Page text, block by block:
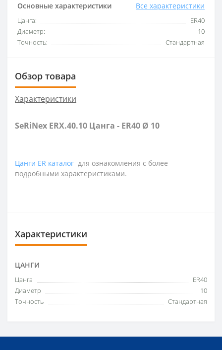
Основные характеристики Все характеристики
Цанга:
ER40
Диаметр:
10
Точность:
Стандартная
Обзор товара
Характеристики
SeRiNex ERX.40.10 Цанга - ER40 Ø 10
Цанги ER каталог для ознакомления с более
подробными характеристиками.
Характеристики
ЦАНГИ
Цанга
ER40
Диаметр
10
Точность
Стандартная